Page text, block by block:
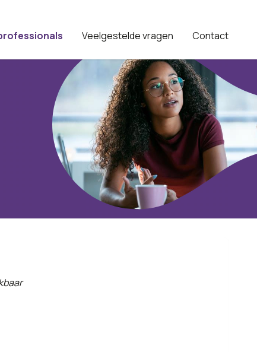
Veelgestelde vragen Contact